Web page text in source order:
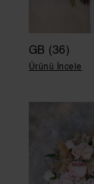
GB (36)
Ürünü İncele